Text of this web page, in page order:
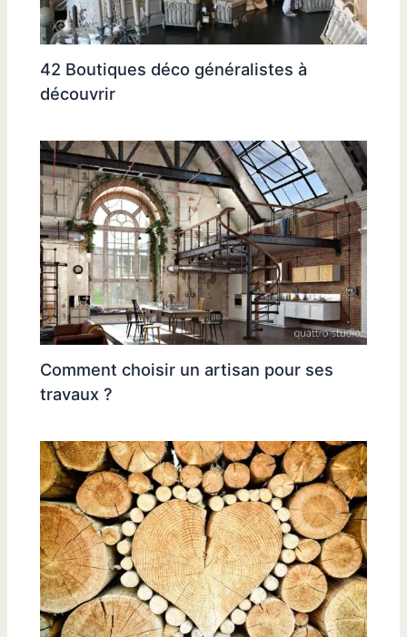
42 Boutiques déco généralistes à
découvrir
Comment choisir un artisan pour ses
travaux ?